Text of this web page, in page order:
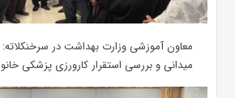
معاون آموزشی وزارت بهداشت در
میدانی و بررسی استقرار کارورزی پزشکی